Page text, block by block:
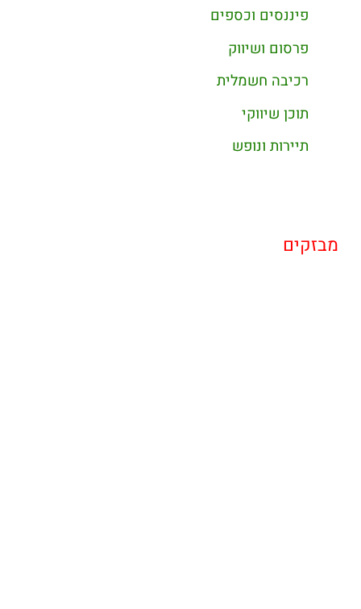
פיננסים וכספים
פרסום ושיווק
רכיבה חשמלית
תוכן שיווקי
תיירות ונופש
מבזקים